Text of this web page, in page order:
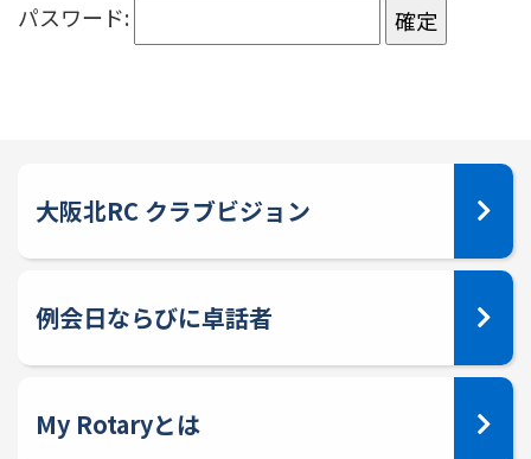
パスワード:
大阪北RC クラブビジョン
例会日ならびに卓話者
My Rotaryとは